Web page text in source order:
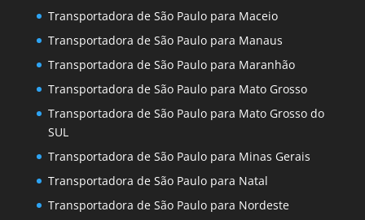
Transportadora de São Paulo para Maceio
Transportadora de São Paulo para Manaus
Transportadora de São Paulo para Maranhão
Transportadora de São Paulo para Mato Grosso
Transportadora de São Paulo para Mato Grosso do
SUL
Transportadora de São Paulo para Minas Gerais
Transportadora de São Paulo para Natal
Transportadora de São Paulo para Nordeste